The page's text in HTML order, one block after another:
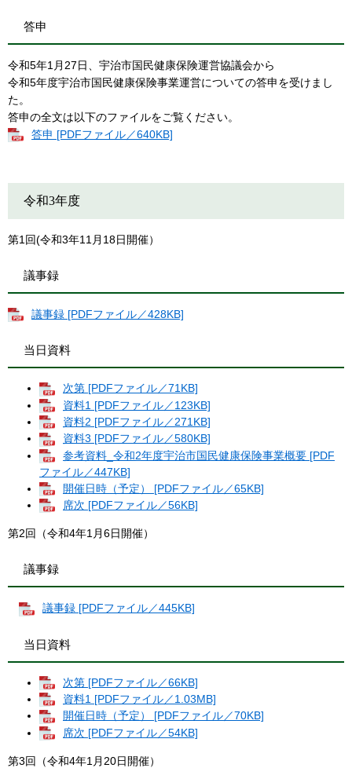
答申
令和5年1月27日、宇治市国民健康保険運営協議会から
令和5年度宇治市国民健康保険事業運営についての答申を受けまし
た。
答申の全文は以下のファイルをご覧ください。
答申 [PDFファイル／640KB]
令和3年度
第1回(令和3年11月18日開催）
議事録
議事録 [PDFファイル／428KB]
当日資料
次第 [PDFファイル／71KB]
資料1 [PDFファイル／123KB]
資料2 [PDFファイル／271KB]
資料3 [PDFファイル／580KB]
参考資料_令和2年度宇治市国民健康保険事業概要 [PDF
ファイル／447KB]
開催日時（予定） [PDFファイル／65KB]
席次 [PDFファイル／56KB]
第2回（令和4年1月6日開催）
議事録
議事録 [PDFファイル／445KB]
当日資料
次第 [PDFファイル／66KB]
資料1 [PDFファイル／1.03MB]
開催日時（予定） [PDFファイル／70KB]
席次 [PDFファイル／54KB]
第3回（令和4年1月20日開催）